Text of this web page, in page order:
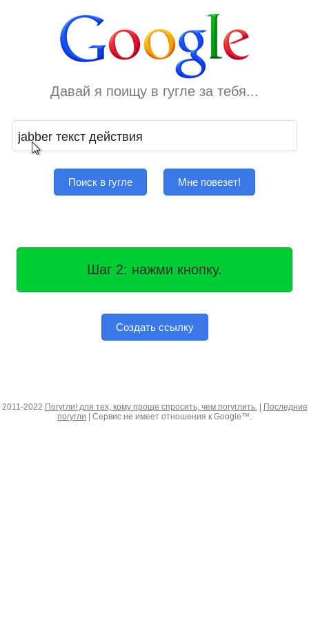
Давай я поищу в гугле за тебя...
Поиск в гугле Мне повезет!
Шаг 2: нажми кнопку.
Создать ссылку
2011-2022 Погугли! для тех, кому проще спросить, чем погуглить.|
Последние
погугли | Сервис не имеет отношения к Google™.